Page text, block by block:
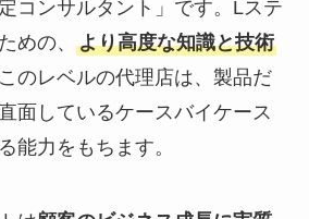
コンサルタント」です。Lステ
めの、 より高度な知識と技術
のレベルの代理店は、製品だ
面しているケースバイケース
能力をもちます。